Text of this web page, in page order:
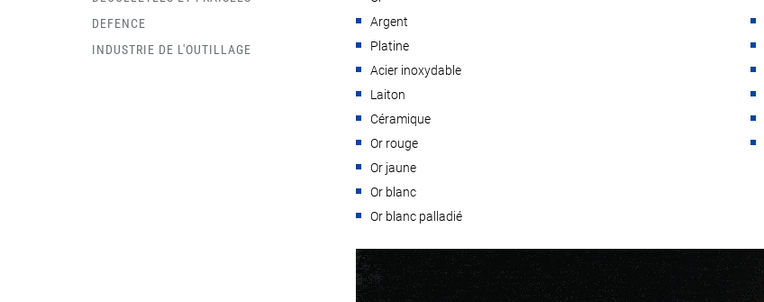
DEFENCE
INDUSTRIE DE L'OUTILLAGE
Argent
Platine
Acier inoxydable
Laiton
Céramique
Or rouge
Or jaune
Or blanc
Or blanc palladié